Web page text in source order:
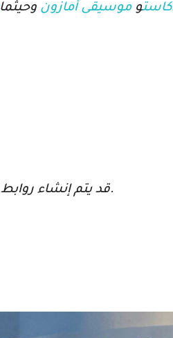
وموسيقى أمازون وحيثما
قد يتم إنشاء روابط الشركات التابعة تلقائيًا – راجع بيان الأخلاقيات الخاص بنا للحصول على التفاصيل.